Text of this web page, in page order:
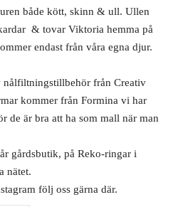
både kött, skinn & ull. Ullen
& tovar Viktoria hemma på
endast från våra egna djur.
nålfiltningstillbehör från Creativ
kommer från Formina vi har
de är bra att ha som mall när man
gårdsbutik, på Reko-ringar i
nätet.
följ oss gärna där.